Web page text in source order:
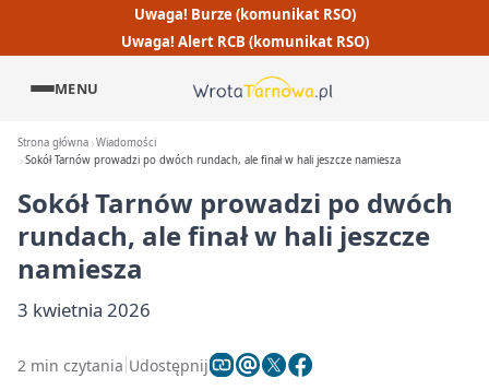
Uwaga! Burze (komunikat RSO)
Uwaga! Alert RCB (komunikat RSO)
MENU
Strona główna Wiadomości
Sokół Tarnów prowadzi po dwóch rundach, ale finał w hali jeszcze namiesza
Sokół Tarnów prowadzi po dwóch
rundach, ale finał w hali jeszcze
namiesza
3 kwietnia 2026
2 min czytania Udostępnij